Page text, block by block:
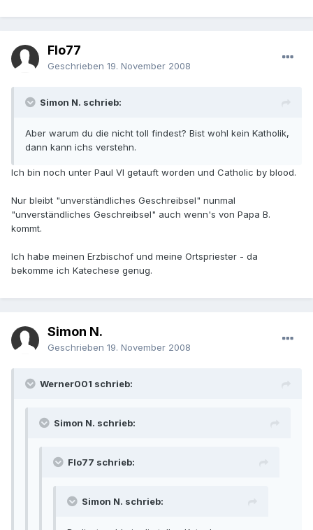
Flo77
Geschrieben 19. November 2008
Simon N. schrieb:
Aber warum du die nicht toll findest? Bist wohl kein Katholik,
dann kann ichs verstehn.
Ich bin noch unter Paul VI getauft worden und Catholic by blood.
Nur bleibt "unverständliches Geschreibsel" nunmal
"unverständliches Geschreibsel" auch wenn's von Papa B.
kommt.
Ich habe meinen Erzbischof und meine Ortspriester - da
bekomme ich Katechese genug.
Simon N.
Geschrieben 19. November 2008
Werner001 schrieb:
Simon N. schrieb:
Flo77 schrieb:
Simon N. schrieb: